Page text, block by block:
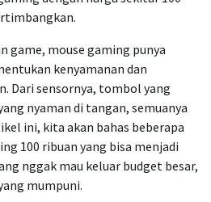
game, mouse gaming punya
kenyamanan dan
Dari sensornya, tombol yang
nyaman di tangan, semuanya
ini, kita akan bahas beberapa
100 ribuan yang bisa menjadi
nggak mau keluar budget besar,
mumpuni.